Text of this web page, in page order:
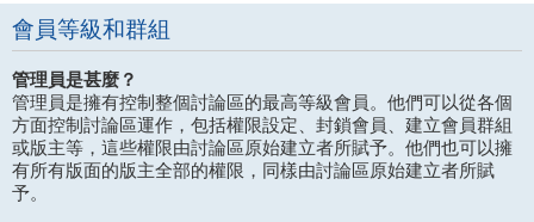
會員等級和群組
管理員是甚麼？
管理員是擁有控制整個討論區的最高等級會員。他們可以從各個
方面控制討論區運作，包括權限設定、封鎖會員、建立會員群組
或版主等，這些權限由討論區原始建立者所賦予。他們也可以擁
有所有版面的版主全部的權限，同樣由討論區原始建立者所賦
予。